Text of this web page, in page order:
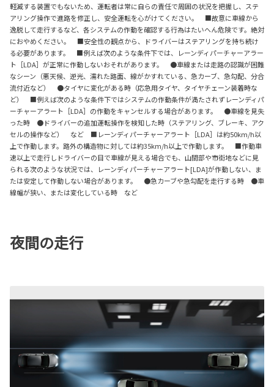
軽減する装置でもないため、運転者は常に自らの責任で周囲の状況を把握し、ステ
アリング操作で進路を修正し、安全運転を心がけてください。 ■故意に車線から
逸脱して走行するなど、各システムの作動を確認する行為はたいへん危険です。絶対
におやめください。 ■安全性の観点から、ドライバーはステアリングを持ち続け
る必要があります。 ■例えば次のような条件下では、レーンディパーチャーアラー
ト［LDA］が正常に作動しないおそれがあります。 ●車線または走路の認識が困難
なシーン（悪天候、逆光、濡れた路面、線がかすれている、急カーブ、急勾配、分合
流付近など） ●タイヤに変化がある時（応急用タイヤ、タイヤチェーン装着時な
ど） ■例えば次のような条件下ではシステムの作動条件が満たされずレーンディパ
ーチャーアラート［LDA］の作動をキャンセルする場合があります。 ●車線を見失
った時 ●ドライバーの追加運転操作を検知した時（ステアリング、ブレーキ、アク
セルの操作など） など ■レーンディパーチャーアラート［LDA］は約50km/h以
上で作動します。路外の構造物に対しては約35km/h以上で作動します。 ■作動車
速以上で走行しドライバーの目で車線が見える場合でも、山間部や市街地などに見
られる次のような状況では、レーンディパーチャーアラート[LDA]が作動しない、ま
たは安定して作動しない場合があります。 ●急カーブや急勾配を走行する時 ●車
線幅が狭い、または変化している時 など
夜間の走行